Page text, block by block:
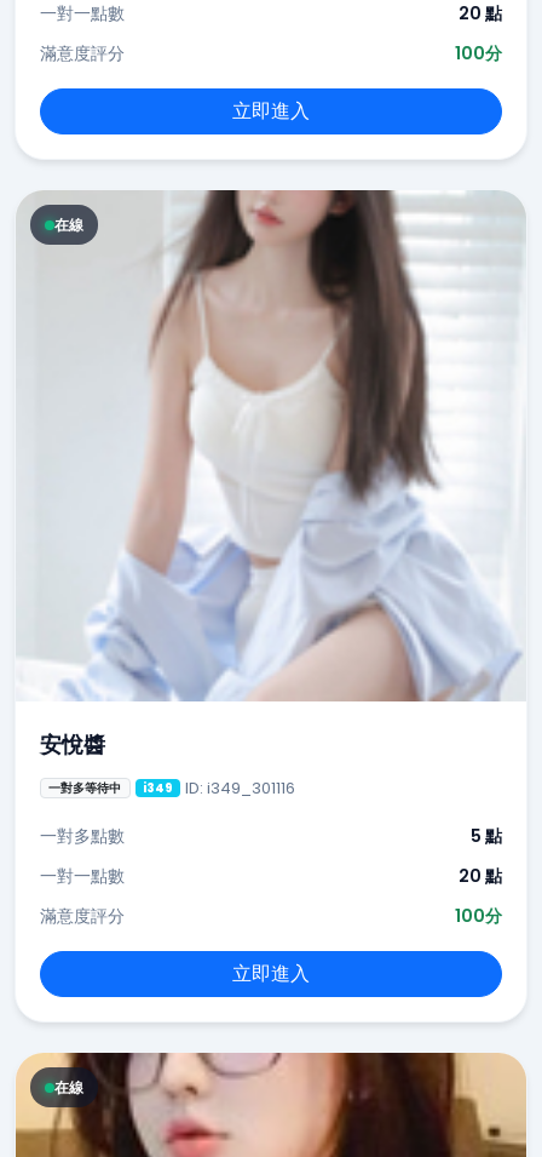
一對一點數
20 點
滿意度評分
100分
立即進入
在線
安悅醬
一對多等待中 i349 ID: i349_301116
一對多點數
5 點
一對一點數
20 點
滿意度評分
100分
立即進入
在線